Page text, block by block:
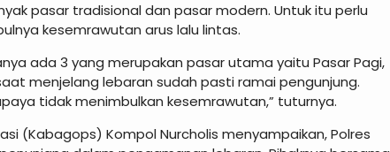
pasar tradisional dan pasar modern. Untuk itu perlu
kesemrawutan arus lalu lintas.
ada 3 yang merupakan pasar utama yaitu Pasar Pagi,
menjelang lebaran sudah pasti ramai pengunjung.
tidak menimbulkan kesemrawutan,” tuturnya.
(Kabagops) Kompol Nurcholis menyampaikan, Polres